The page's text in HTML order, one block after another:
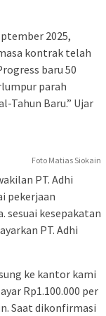
2025,
kontrak telah
baru 50
parah
Tahun Baru.” Ujar
Foto Matias Siokain
PT. Adhi
pekerjaan
sesuai kesepakatan
PT. Adhi
ke kantor kami
Rp1.100.000 per
Saat dikonfirmasi